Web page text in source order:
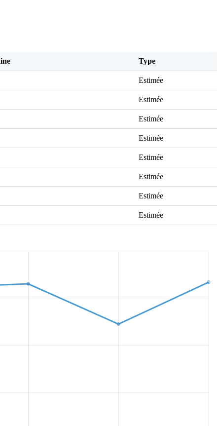
Type
Estimée
Estimée
Estimée
Estimée
Estimée
Estimée
Estimée
Estimée